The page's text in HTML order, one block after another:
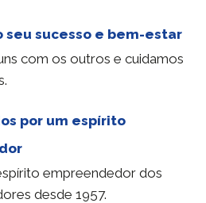
seu sucesso e bem-estar
com os outros e cuidamos
por um espírito
empreendedor dos
desde 1957.